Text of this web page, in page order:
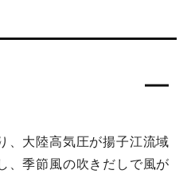
、大陸高気圧が揚子江流域
、季節風の吹きだしで風が